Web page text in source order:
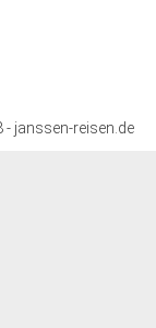
janssen-reisen.de